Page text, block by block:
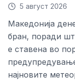
5 август 2026
Македонија
бран, поради
е ставена во
најновите